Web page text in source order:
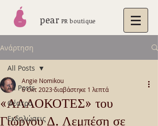
pear PR boutique
Ανάρτηση
All Posts
Θέατρο
Εκδηλώσεις
All Posts
«ΑΛΛΟΚΟΤΕΣ» του
Γιώργου Δ. Λεμπέση σε
Angie Nomikou
6 Οκτ 2023 διαβάστηκε 1 λεπτά